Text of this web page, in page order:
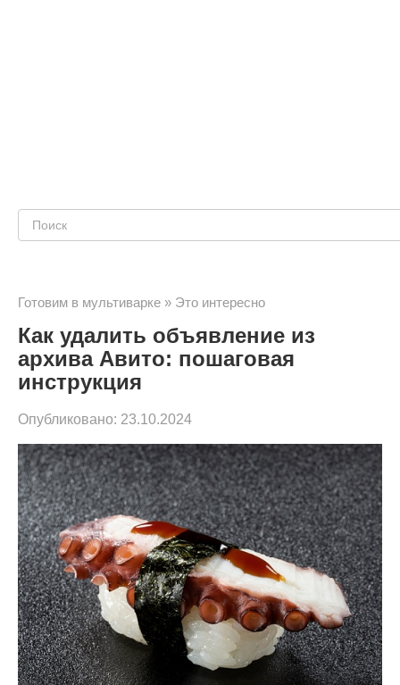
Поиск:
Готовим в мультиварке » Это интересно
Как удалить объявление из
архива Авито: пошаговая
инструкция
Опубликовано: 23.10.2024